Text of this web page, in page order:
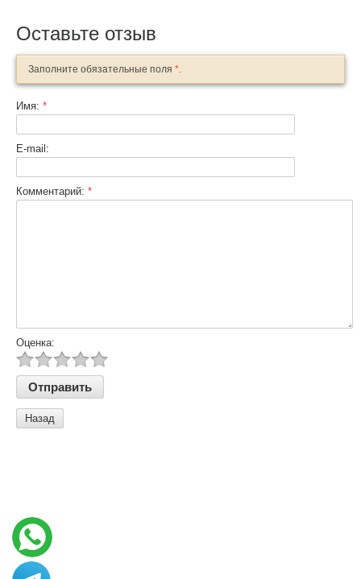
Оставьте отзыв
Заполните обязательные поля *.
Имя: *
E-mail:
Комментарий: *
Оценка:
Назад